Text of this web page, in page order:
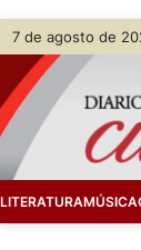
Saltar
contenido
Skip
content
7 de agosto de
LITERATURAMÚSICA